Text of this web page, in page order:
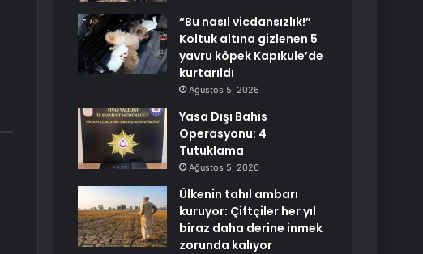
“Bu nasıl vicdansızlık!”
Koltuk altına gizlenen 5
yavru köpek Kapıkule’de
kurtarıldı
Ağustos 5, 2026
Yasa Dışı Bahis
Operasyonu: 4
Tutuklama
Ağustos 5, 2026
Ülkenin tahıl ambarı
kuruyor: Çiftçiler her yıl
biraz daha derine inmek
zorunda kalıyor